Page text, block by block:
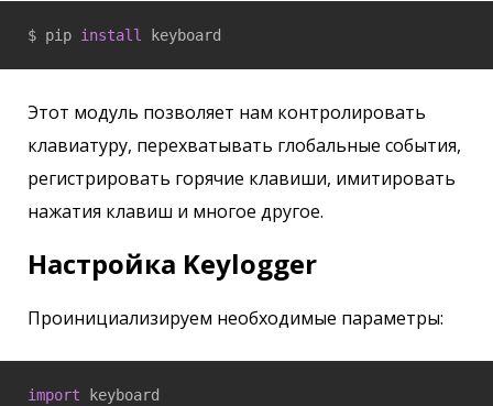
$ pip install keyboard
Этот модуль позволяет нам контролировать
клавиатуру, перехватывать глобальные события,
регистрировать горячие клавиши, имитировать
нажатия клавиш и многое другое.
Настройка Keylogger
Проинициализируем необходимые параметры:
import